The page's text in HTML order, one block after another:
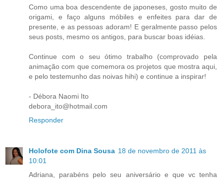
Como uma boa descendente de japoneses, gosto muito de
origami, e faço alguns móbiles e enfeites para dar de
presente, e as pessoas adoram! E geralmente passo pelos
seus posts, mesmo os antigos, para buscar boas idéias.
Continue com o seu ótimo trabalho (comprovado pela
animação com que comemora os projetos que mostra aqui,
e pelo testemunho das noivas hihi) e continue a inspirar!
- Débora Naomi Ito
debora_ito@hotmail.com
Responder
Holofote com Dina Sousa 18 de novembro de 2011 às
10:01
Adriana, parabéns pelo seu aniversário e que vc tenha